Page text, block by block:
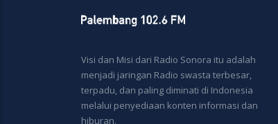
Visi dan Misi dari Radio Sonora itu adalah
menjadi jaringan Radio swasta terbesar,
terpadu, dan paling diminati di Indonesia
melalui penyediaan konten informasi dan
hiburan.